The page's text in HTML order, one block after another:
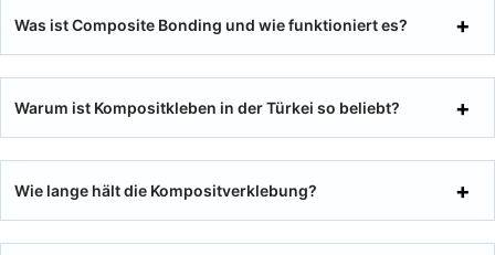
Was ist Composite Bonding und wie funktioniert es?
Warum ist Kompositkleben in der Türkei so beliebt?
Wie lange hält die Kompositverklebung?